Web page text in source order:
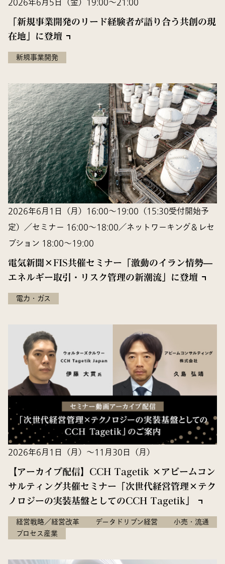
「新規事業開発のリード経験者が語り合う共創の現
在地」に登壇
新規事業開発
2026年6月1日（月）16:00〜19:00（15:30受付開始予
定）／セミナー 16:00～18:00／ネットワーキング＆レセ
プション 18:00～19:00
電気新聞×FIS共催セミナー「激動のイラン情勢—
エネルギー取引・リスク管理の新潮流」に登壇
電力・ガス
2026年6月1日（月）～11月30日（月）
【アーカイブ配信】CCH Tagetik ×アビームコン
サルティング共催セミナー「次世代経営管理×テク
ノロジーの実装基盤としてのCCH Tagetik​」
経営戦略／経営改革 データドリブン経営
小売・流通
プロセス産業